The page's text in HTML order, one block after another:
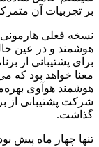
بر تجربیات آن
نسخه فعلی
هوشمند و در عین حال
برای پشتیبانی از
معنا خواهد بود که
شرکت پشتیبانی از
گذاشت.‌